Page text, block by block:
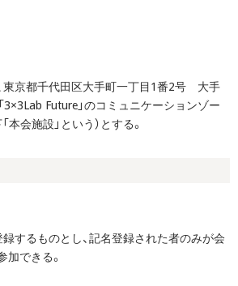
東京都千代田区大手町一丁目1番2号 大手
3×3Lab Future」のコミュニケーションゾー
本会施設」という）とする。
するものとし、記名登録された者のみが会
加できる。